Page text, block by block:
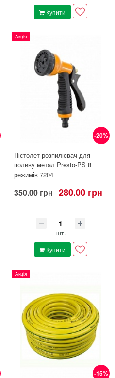
Купити
-20%
Акція
Пістолет-розпилювач для
поливу метал Presto-PS 8
режимів 7204
350.00 грн 280.00 грн
шт.
Купити
-15%
Акція